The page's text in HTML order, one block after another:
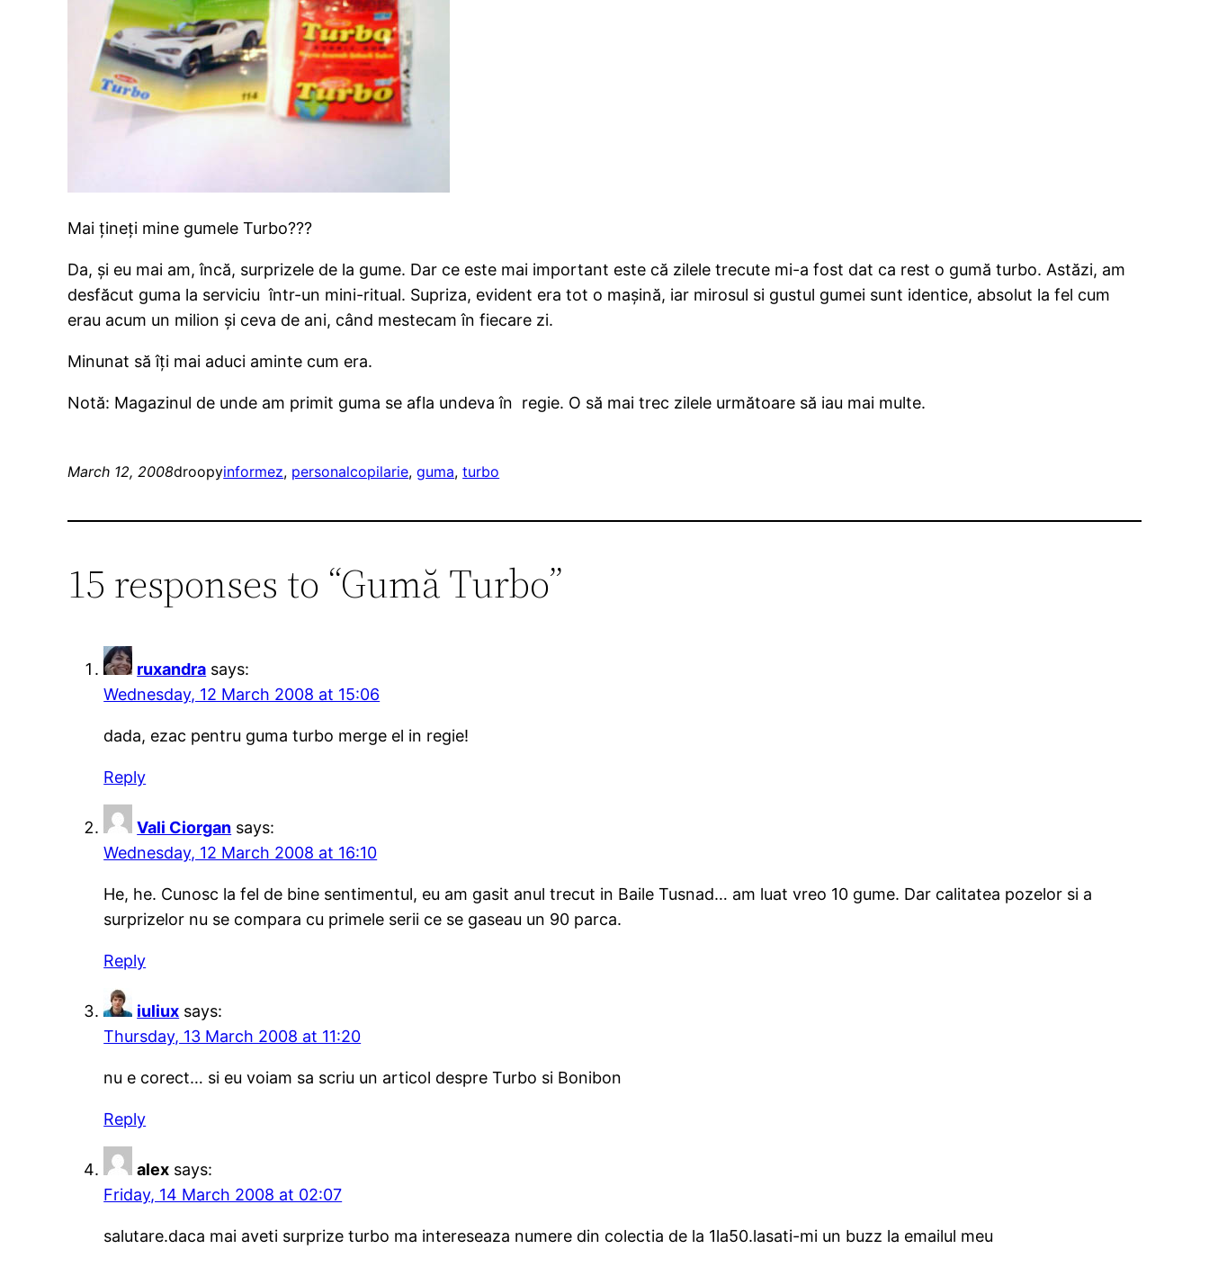
Mai țineți mine gumele Turbo???
Da, și eu mai am, încă, surprizele de la gume. Dar ce este mai important este că zilele trecute mi-a fost dat ca rest o gumă turbo. Astăzi, am
desfăcut guma la serviciu într-un mini-ritual. Supriza, evident era tot o mașină, iar mirosul si gustul gumei sunt identice, absolut la fel cum
erau acum un milion și ceva de ani, când mestecam în fiecare zi.
Minunat să îți mai aduci aminte cum era.
Notă: Magazinul de unde am primit guma se afla undeva în regie. O să mai trec zilele următoare să iau mai multe.
March 12, 2008droopyinformez, personalcopilarie, guma, turbo
15 responses to “Gumă Turbo”
ruxandra says:
Wednesday, 12 March 2008 at 15:06
dada, ezac pentru guma turbo merge el in regie!
Reply
Vali Ciorgan says:
Wednesday, 12 March 2008 at 16:10
He, he. Cunosc la fel de bine sentimentul, eu am gasit anul trecut in Baile Tusnad… am luat vreo 10 gume. Dar calitatea pozelor si a
surprizelor nu se compara cu primele serii ce se gaseau un 90 parca.
Reply
iuliux says:
Thursday, 13 March 2008 at 11:20
nu e corect… si eu voiam sa scriu un articol despre Turbo si Bonibon
Reply
alex says:
Friday, 14 March 2008 at 02:07
salutare.daca mai aveti surprize turbo ma intereseaza numere din colectia de la 1la50.lasati-mi un buzz la emailul meu